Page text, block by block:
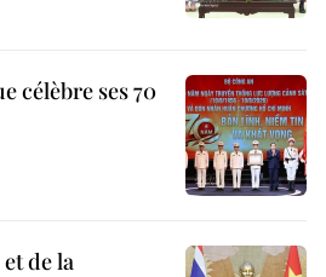
célèbre ses 70
de la